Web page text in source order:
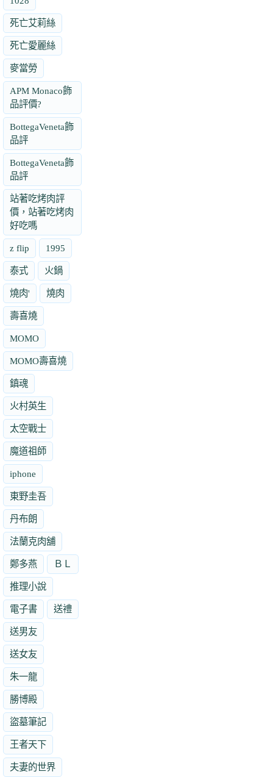
死亡艾莉絲
死亡愛麗絲
麥當勞
APM Monaco飾
品評價?
BottegaVeneta飾
品評
BottegaVeneta飾
品評
站著吃烤肉評
價，站著吃烤肉
好吃嗎
z flip 1995
泰式 火鍋
燒肉' 燒肉
壽喜燒
MOMO
MOMO壽喜燒
鎮魂
火村英生
太空戰士
魔道祖師
iphone
東野圭吾
丹布朗
法蘭克肉舖
鄭多燕 ＢＬ
推理小說
電子書 送禮
送男友
送女友
朱一龍
勝博殿
盜墓筆記
王者天下
夫妻的世界